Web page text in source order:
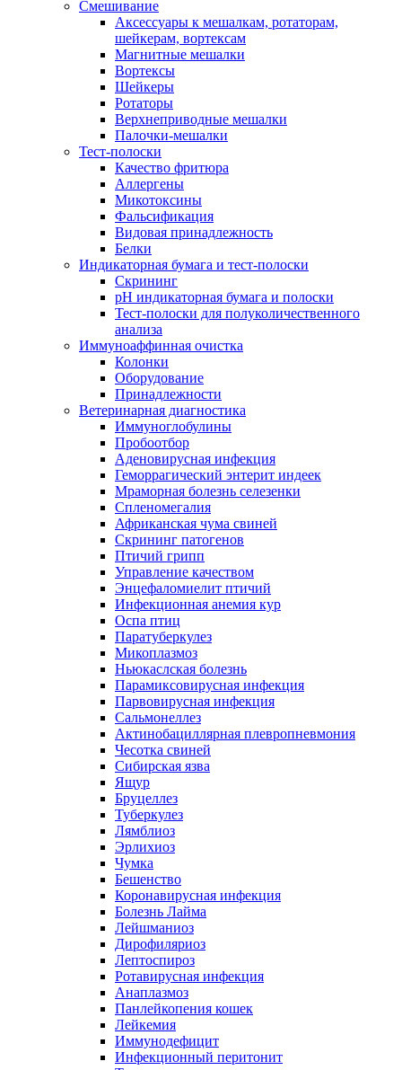
Смешивание
Аксессуары к мешалкам, ротаторам,
шейкерам, вортексам
Магнитные мешалки
Вортексы
Шейкеры
Ротаторы
Верхнеприводные мешалки
Палочки-мешалки
Тест-полоски
Качество фритюра
Аллергены
Микотоксины
Фальсификация
Видовая принадлежность
Белки
Индикаторная бумага и тест-полоски
Скрининг
pH индикаторная бумага и полоски
Тест-полоски для полуколичественного
анализа
Иммуноаффинная очистка
Колонки
Оборудование
Принадлежности
Ветеринарная диагностика
Иммуноглобулины
Пробоотбор
Аденовирусная инфекция
Геморрагический энтерит индеек
Мраморная болезнь селезенки
Спленомегалия
Африканская чума свиней
Скрининг патогенов
Птичий грипп
Управление качеством
Энцефаломиелит птичий
Инфекционная анемия кур
Оспа птиц
Паратуберкулез
Микоплазмоз
Ньюкаслская болезнь
Парамиксовирусная инфекция
Парвовирусная инфекция
Сальмонеллез
Актинобациллярная плевропневмония
Чесотка свиней
Сибирская язва
Ящур
Бруцеллез
Туберкулез
Лямблиоз
Эрлихиоз
Чумка
Бешенство
Коронавирусная инфекция
Болезнь Лайма
Лейшманиоз
Дирофиляриоз
Лептоспироз
Ротавирусная инфекция
Анаплазмоз
Панлейкопения кошек
Лейкемия
Иммунодефицит
Инфекционный перитонит